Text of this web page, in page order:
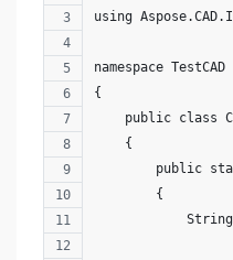
using
namespace TestCAD
{
public class
    {
public
        {